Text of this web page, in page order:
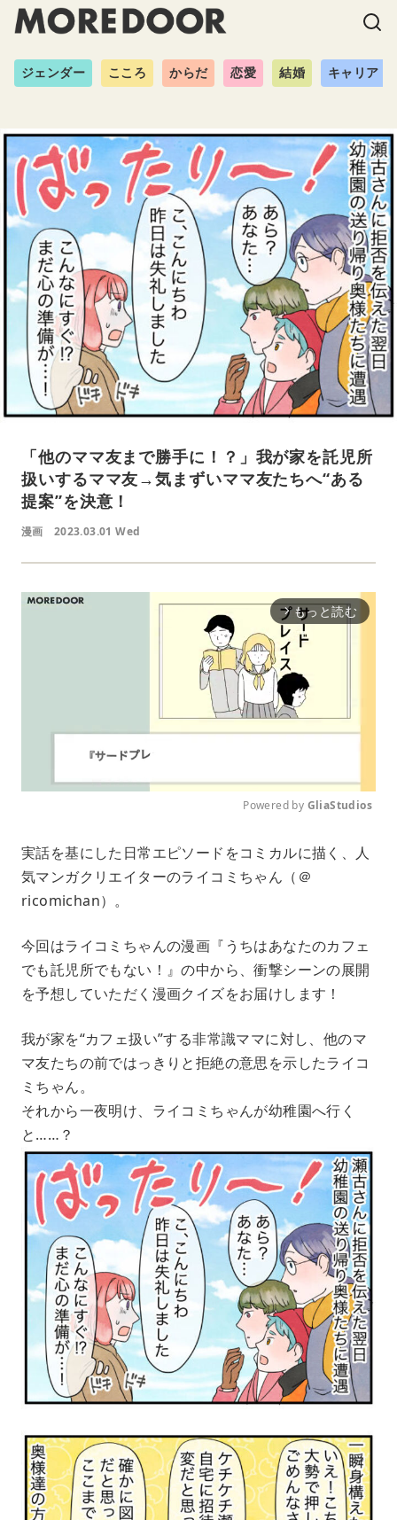
ジェンダー こころ からだ 恋愛 結婚 キャリア
「他のママ友まで勝手に！？」我が家を託児所
扱いするママ友→気まずいママ友たちへ“ある
提案”を決意！
漫画 2023.03.01 Wed
arrow_forward_ios もっと読む
u
Powered by GliaStudios
実話を基にした日常エピソードをコミカルに描く、人
気マンガクリエイターのライコミちゃん（＠
ricomichan）。
今回はライコミちゃんの漫画『うちはあなたのカフェ
でも託児所でもない！』の中から、衝撃シーンの展開
を予想していただく漫画クイズをお届けします！
我が家を“カフェ扱い”する非常識ママに対し、他のマ
マ友たちの前ではっきりと拒絶の意思を示したライコ
ミちゃん。
それから一夜明け、ライコミちゃんが幼稚園へ行く
と……？